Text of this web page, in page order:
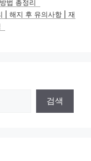
법 총정리
| 해지 후 유의사항 | 재
검색